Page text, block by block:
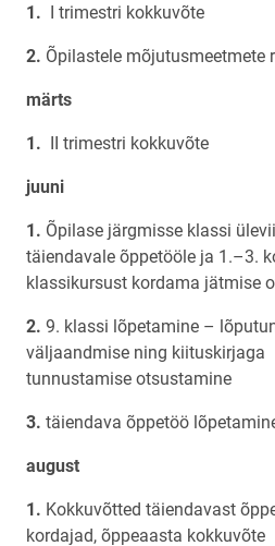
I trimestri kokkuvõte
Õpilastele mõjutusmeetmete
märts
II trimestri kokkuvõte
juuni
Õpilase järgmisse klassi
täiendavale õppetööle ja 1.–3.
klassikursust kordama jätmise
9. klassi lõpetamine –
väljaandmise ning kiituskirjaga
tunnustamise otsustamine
täiendava õppetöö
august
Kokkuvõtted täiendavast
kordajad, õppeaasta kokkuvõte